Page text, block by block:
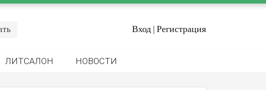
Вход | Регистрация
ЛИТСАЛОН НОВОСТИ